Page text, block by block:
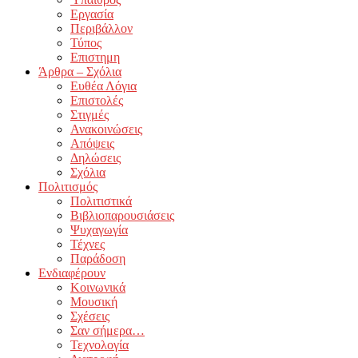
Εργασία
Περιβάλλον
Τύπος
Επιστημη
Άρθρα – Σχόλια
Ευθέα Λόγια
Επιστολές
Στιγμές
Ανακοινώσεις
Απόψεις
Δηλώσεις
Σχόλια
Πολιτισμός
Πολιτιστικά
Βιβλιοπαρουσιάσεις
Ψυχαγωγία
Τέχνες
Παράδοση
Ενδιαφέρουν
Κοινωνικά
Μουσική
Σχέσεις
Σαν σήμερα…
Τεχνολογία